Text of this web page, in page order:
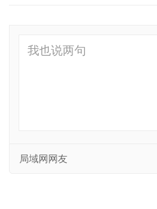
局域网网友